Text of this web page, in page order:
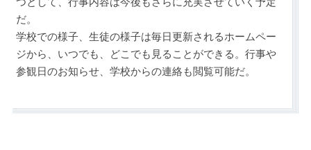
だ。
学校での様子、生徒の様子は毎日更新されるホームペー
ジから、いつでも、どこでも見ることができる。行事や
参観日のお知らせ、学校からの連絡も閲覧可能だ。